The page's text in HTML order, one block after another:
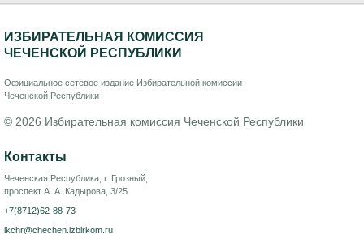
ИЗБИРАТЕЛЬНАЯ КОМИССИЯ
ЧЕЧЕНСКОЙ РЕСПУБЛИКИ
Официальное сетевое издание Избирательной комиссии
Чеченской Республики
© 2026 Избирательная комиссия Чеченской Республики
Контакты
Чеченская Республика, г. Грозный,
проспект А. А. Кадырова, 3/25
+7(8712)62-88-73
ikchr@chechen.izbirkom.ru